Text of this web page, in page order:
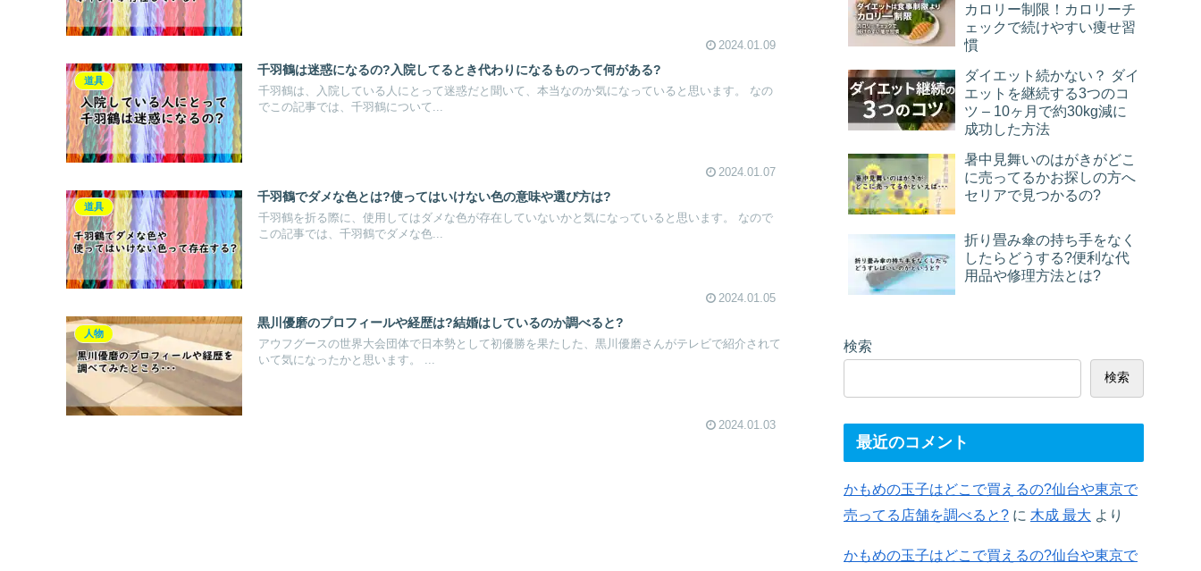
2024.01.09
道具
千羽鶴は迷惑になるの?入院してるとき代わりになるものって何がある?
千羽鶴は、入院している人にとって迷惑だと聞いて、本当なのか気になっていると思います。 なの
でこの記事では、千羽鶴について...
2024.01.07
道具
千羽鶴でダメな色とは?使ってはいけない色の意味や選び方は?
千羽鶴を折る際に、使用してはダメな色が存在していないかと気になっていると思います。 なので
この記事では、千羽鶴でダメな色...
2024.01.05
人物
黒川優磨のプロフィールや経歴は?結婚はしているのか調べると?
アウフグースの世界大会団体で日本勢として初優勝を果たした、黒川優磨さんがテレビで紹介されて
いて気になったかと思います。 ...
2024.01.03
カロリー制限！カロリーチ
ェックで続けやすい痩せ習
慣
ダイエット続かない？ ダイ
エットを継続する3つのコ
ツ – 10ヶ月で約30kg減に
成功した方法
暑中見舞いのはがきがどこ
に売ってるかお探しの方へ
セリアで見つかるの?
折り畳み傘の持ち手をなく
したらどうする?便利な代
用品や修理方法とは?
検索
検索
最近のコメント
かもめの玉子はどこで買えるの?仙台や東京で
売ってる店舗を調べると? に 木成 最大 より
かもめの玉子はどこで買えるの?仙台や東京で